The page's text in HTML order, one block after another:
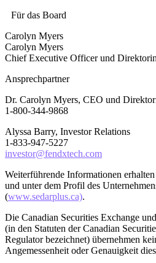
Für das Board
Carolyn Myers
Carolyn Myers
Chief Executive Officer und Direktorin
Ansprechpartner
Dr. Carolyn Myers, CEO und
1-800-344-9868
Alyssa Barry, Investor Relations
1-833-947-5227
investor@fendxtech.com
Weiterführende Informationen
und unter dem Profil des
(www.sedarplus.ca).
Die Canadian Securities Exchange
(in den Statuten der Canadian
Regulator bezeichnet) übernehmen
Angemessenheit oder Genauigkeit